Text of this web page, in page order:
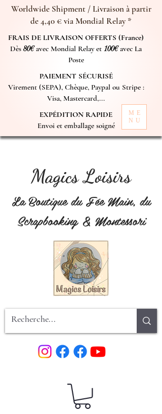
Worldwide Shipment / Livraison à partir
de 4,40 € via Mondial Relay *
FRAIS DE LIVRAISON OFFERTS (France)
Dès 80€avec Mondial Relay et 100€avec La
Poste
PAIEMENT SÉCURISÉ
Virement (SEPA), Chèque, Paypal ou Stripe :
Visa, Mastercard,...
EXPÉDITION RAPIDE
Envoi et emballage soigné
ME
NU
Magics Loisirs
La Boutique du Fée Main, du
Scrapbooking & Montessori